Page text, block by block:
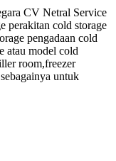
CV Netral Service
perakitan cold storage
pengadaan cold
atau model cold
room,freezer
untuk